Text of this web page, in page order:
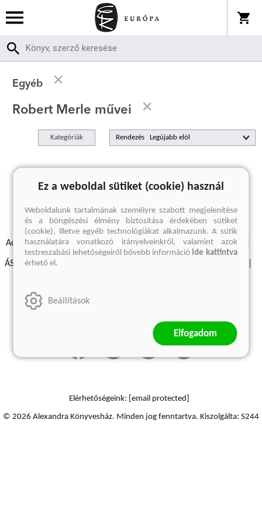
Egyéb
Robert Merle művei
Kategóriák Rendezés
A keresett kifejezésre nincs találat
Adatvédelmi szabályzatok Elállási felmondási nyilatkozat
ÁSZF - Vásárlási feltételek
Szállítási információk
Elérhetőségeink: [email protected]
© 2026 Alexandra Könyvesház. Minden jog fenntartva. Kiszolgálta: S244
Ez a weboldal sütiket (cookie) használ
Weboldalunk tartalmának személyre szabott megjelenítése
és a böngészési élmény biztosítása érdekében sütiket
(cookie), illetve egyéb technológiákat alkalmazunk. A sütik
használatára vonatkozó irányelveinkről, valamint azok
testreszabási lehetőségeiről bővebb információide kattintva
érhető el.
Beállítások
Elfogadom